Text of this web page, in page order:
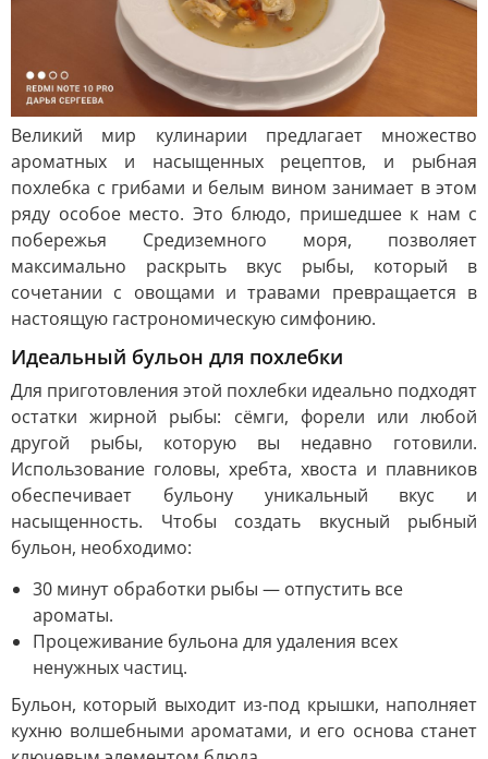
Великий мир кулинарии предлагает множество
ароматных и насыщенных рецептов, и рыбная
похлебка с грибами и белым вином занимает в этом
ряду особое место. Это блюдо, пришедшее к нам с
побережья Средиземного моря, позволяет
максимально раскрыть вкус рыбы, который в
сочетании с овощами и травами превращается в
настоящую гастрономическую симфонию.
Идеальный бульон для похлебки
Для приготовления этой похлебки идеально подходят
остатки жирной рыбы: сёмги, форели или любой
другой рыбы, которую вы недавно готовили.
Использование головы, хребта, хвоста и плавников
обеспечивает бульону уникальный вкус и
насыщенность. Чтобы создать вкусный рыбный
бульон, необходимо:
30 минут обработки рыбы — отпустить все
ароматы.
Процеживание бульона для удаления всех
ненужных частиц.
Бульон, который выходит из-под крышки, наполняет
кухню волшебными ароматами, и его основа станет